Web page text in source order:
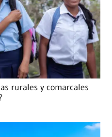
rurales y comarcales